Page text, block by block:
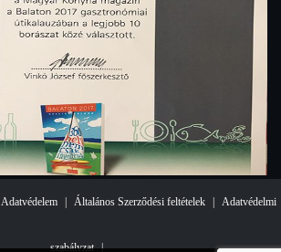
Adatvédelem Általános Szerződési feltételek Adatvédelmi
szabályzat |